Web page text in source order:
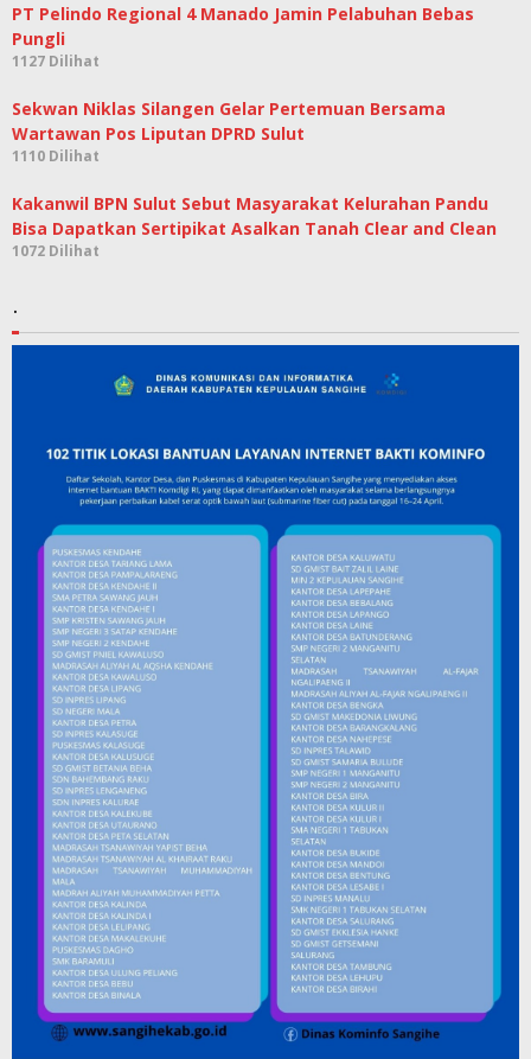
PT Pelindo Regional 4 Manado Jamin Pelabuhan Bebas
Pungli
1127 Dilihat
Sekwan Niklas Silangen Gelar Pertemuan Bersama
Wartawan Pos Liputan DPRD Sulut
1110 Dilihat
Kakanwil BPN Sulut Sebut Masyarakat Kelurahan Pandu
Bisa Dapatkan Sertipikat Asalkan Tanah Clear and Clean
1072 Dilihat
.